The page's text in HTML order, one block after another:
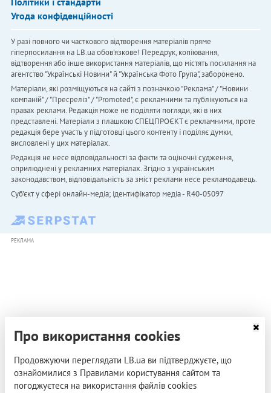
Угода конфіденційності
У разі повного чи часткового відтворення матеріалів пряме
гіперпосилання на LB.ua обов'язкове! Передрук, копіювання,
відтворення або інше використання матеріалів, що містять посилання на
агентство "Українськi Новини" й "Українська Фото Група", заборонено.
Матеріали, які розміщуються на сайті з позначкою "Реклама" / "Новини
компаній" / "Пресреліз" / "Promoted", є рекламними та публікуються на
правах реклами. Редакція може не поділяти погляди, які в них
представлені. Матеріали з плашкою СПЕЦПРОЄКТ є рекламними, проте
редакція бере участь у підготовці цього контенту і поділяє думки,
висловлені у цих матеріалах.
Редакція не несе відповідальності за факти та оціночні судження,
оприлюднені у рекламних матеріалах. Згідно з українським
законодавством, відповідальність за зміст реклами несе рекламодавець.
Cуб'єкт у сфері онлайн-медіа; ідентифікатор медіа - R40-05097
РЕКЛАМА
Про використання cookies
Продовжуючи переглядати LB.ua ви підтверджуєте, що
ознайомилися з Правилами користування сайтом та
погоджуєтеся на використання файлів cookies